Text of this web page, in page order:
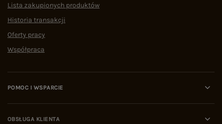
Lista zakupionych produktów
Historia transakcji
Oferty pracy
Współpraca
POMOC I WSPARCIE
OBSŁUGA KLIENTA